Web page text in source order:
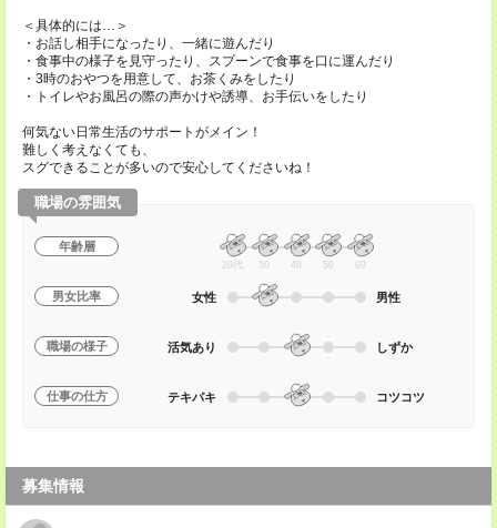
＜具体的には…＞
・お話し相手になったり、一緒に遊んだり
・食事中の様子を見守ったり、スプーンで食事を口に運んだり
・3時のおやつを用意して、お茶くみをしたり
・トイレやお風呂の際の声かけや誘導、お手伝いをしたり
何気ない日常生活のサポートがメイン！
難しく考えなくても、
スグできることが多いので安心してくださいね！
職場の雰囲気
年齢層
20代 30 40 50 60
男女比率 女性 男性
職場の様子 活気あり しずか
仕事の仕方 テキパキ コツコツ
募集情報